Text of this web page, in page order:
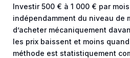
Investir 500 € à 1 000 € par
indépendamment du niveau de
d’acheter mécaniquement
les prix baissent et moins
méthode est statistiquement